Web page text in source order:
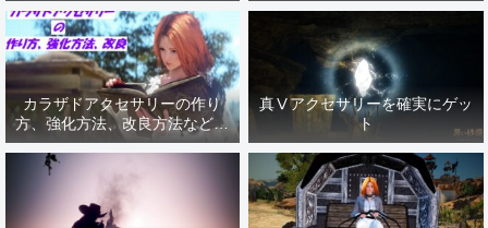
カラザドアクセサリーの作り
方、強化方法、改良方法などま
とめ【黒い砂漠冒険日誌１４１
真Ⅴアクセサリーを確実にゲッ
ト